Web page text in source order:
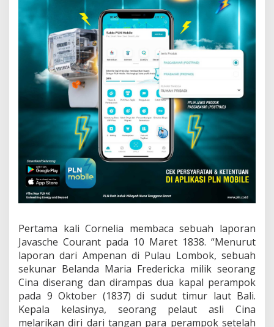
Pertama kali Cornelia membaca sebuah laporan
Javasche Courant pada 10 Maret 1838. “Menurut
laporan dari Ampenan di Pulau Lombok, sebuah
sekunar Belanda Maria Fredericka milik seorang
Cina diserang dan dirampas dua kapal perampok
pada 9 Oktober (1837) di sudut timur laut Bali.
Kepala kelasinya, seorang pelaut asli Cina
melarikan diri dari tangan para perampok setelah